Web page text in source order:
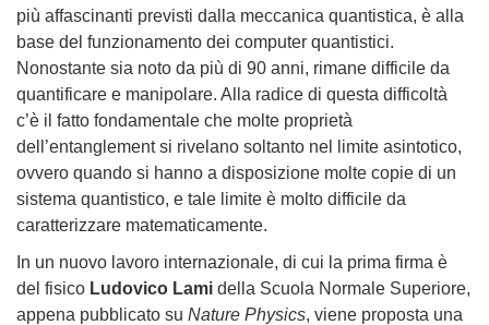
più affascinanti previsti dalla meccanica quantistica, è alla
base del funzionamento dei computer quantistici.
Nonostante sia noto da più di 90 anni, rimane difficile da
quantificare e manipolare. Alla radice di questa difficoltà
c’è il fatto fondamentale che molte proprietà
dell’entanglement si rivelano soltanto nel limite asintotico,
ovvero quando si hanno a disposizione molte copie di un
sistema quantistico, e tale limite è molto difficile da
caratterizzare matematicamente.
In un nuovo lavoro internazionale, di cui la prima firma è
del fisico Ludovico Lami della Scuola Normale Superiore,
appena pubblicato su Nature Physics, viene proposta una